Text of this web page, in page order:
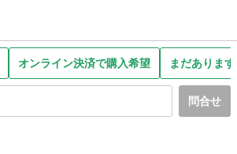
オンライン決済で購入希望 まだありま
問合せ